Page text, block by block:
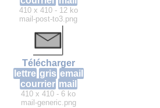
410 x 410 - 12 ko
mail-post-to3.png
Télécharger
lettre gris email
courrier mail
410 x 410 - 6 ko
mail-generic.png